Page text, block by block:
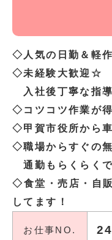
◇人気の日勤＆軽
◇未経験大歓迎☆
入社後丁寧な指導
◇コツコツ作業が
◇甲賀市役所から
◇職場からすぐの
通勤もらくらく
◇食堂・売店・自
してます！
お仕事NO.